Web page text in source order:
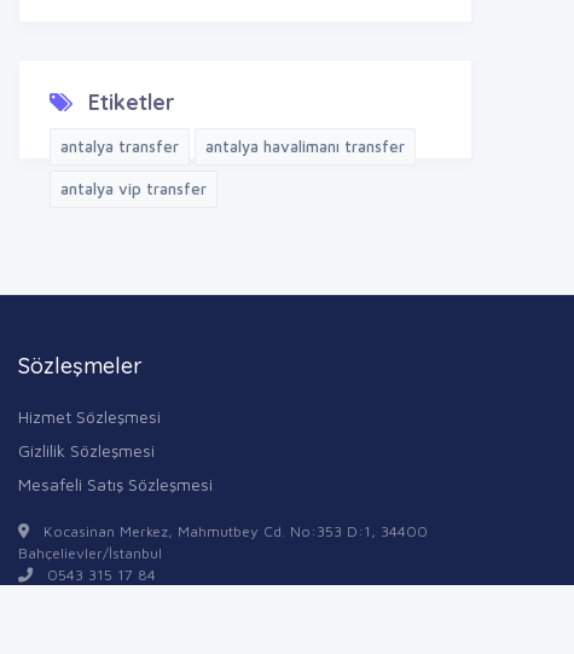
Etiketler
antalya transfer antalya havalimanı transfer
antalya vip transfer
Sözleşmeler
Hizmet Sözleşmesi
Gizlilik Sözleşmesi
Mesafeli Satış Sözleşmesi
Kocasinan Merkez, Mahmutbey Cd. No:353 D:1, 34400
Bahçelievler/İstanbul
0543 315 17 84